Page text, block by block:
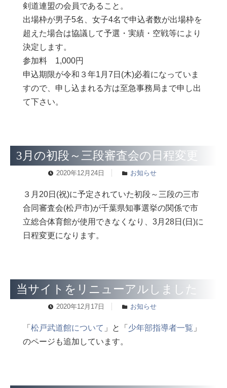
剣道連盟の会員であること。
出場枠が男子5名、女子4名で申込者数が出場枠を
超えた場合は協議して予選・実績・空戦等により
決定します。
参加料 1,000円
申込期限が令和３年1月7日(木)必着になっていま
すので、申し込まれる方は至急事務局まで申し出
て下さい。
3月の初段～三段審査会の日程変更
2020年12月24日 お知らせ
３月20日(祝)に予定されていた初段～三段の三市
合同審査会(松戸市)が千葉県知事選挙の関係で市
立総合体育館が使用できなくなり、3月28日(日)に
日程変更になります。
当サイトをリニューアルしました
2020年12月17日 お知らせ
「 松戸武道館について 」と「 少年部指導者一覧 」
のページも追加しています。